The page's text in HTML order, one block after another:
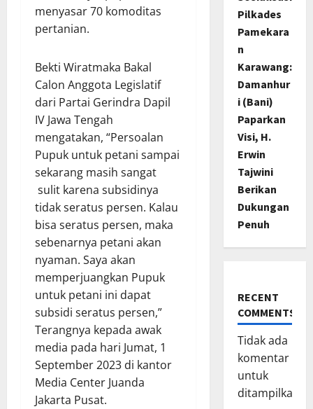
menyasar 70 komoditas
pertanian.
Bekti Wiratmaka Bakal
Calon Anggota Legislatif
dari Partai Gerindra Dapil
IV Jawa Tengah
mengatakan, “Persoalan
Pupuk untuk petani sampai
sekarang masih sangat
sulit karena subsidinya
tidak seratus persen. Kalau
bisa seratus persen, maka
sebenarnya petani akan
nyaman. Saya akan
memperjuangkan Pupuk
untuk petani ini dapat
subsidi seratus persen,”
Terangnya kepada awak
media pada hari Jumat, 1
September 2023 di kantor
Media Center Juanda
Jakarta Pusat.
Pilkades
Pamekara
n
Karawang:
Damanhur
i (Bani)
Paparkan
Visi, H.
Erwin
Tajwini
Berikan
Dukungan
Penuh
RECENT
COMMENTS
Tidak ada
komentar
untuk
ditampilkan.